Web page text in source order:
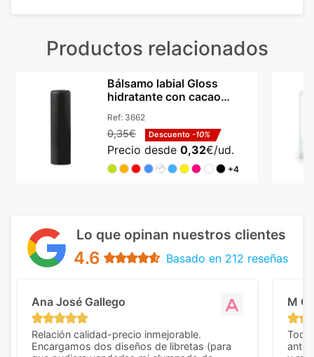
Productos relacionados
Bálsamo labial Gloss
hidratante con cacao
Ref: 3662
0,35€ Descuento -10%
Precio desde 0,32€/ud.
+4
Lo que opinan nuestros clientes
4.6 Basado en 212 reseñas
Ana José Gallego
Relación calidad-precio inmejorable.
Encargamos dos diseños de libretas (para
M C
Todo